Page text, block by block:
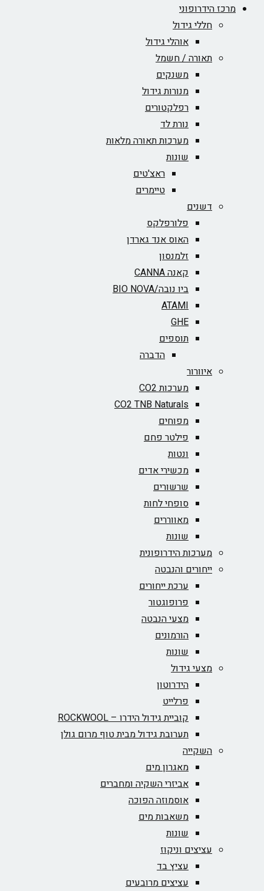
מרכז הידרופוני
חללי גידול
אוהלי גידול
תאורה / חשמל
משנקים
מנורות גידול
רפלקטורים
נורת לד
מערכות תאורה מלאות
שונות
ראצ'טים
טיימרים
דשנים
פלורפלקס
האוס אנד גארדן
זלמנסון
קאנה CANNA
ביו נובה/BIO NOVA‏
ATAMI
GHE
תוספים
הדברה
איוורור
מערכות CO2
CO2 TNB Naturals
מפוחים
פילטר פחם
ונטות
מכשירי אדים
שרשורים
סופחי לחות
מאווררים
שונות
מערכות הידרופונית
ייחורים והנבטה
ערכת ייחורים
פרופוגטור
מצעי הנבטה
הורמונים
שונות
מצעי גידול
הידרוטון
פרלייט
קוביית גידול הידרו – ROCKWOOL‏
תערובת גידול מבית טוף מרום גולן
השקייה
מאגרון מים
אביזרי השקיה ומחברים
אוסמוזה הפוכה
משאבות מים
שונות
עציצים וניקוז
עציץ בד
עציצים מרובעים